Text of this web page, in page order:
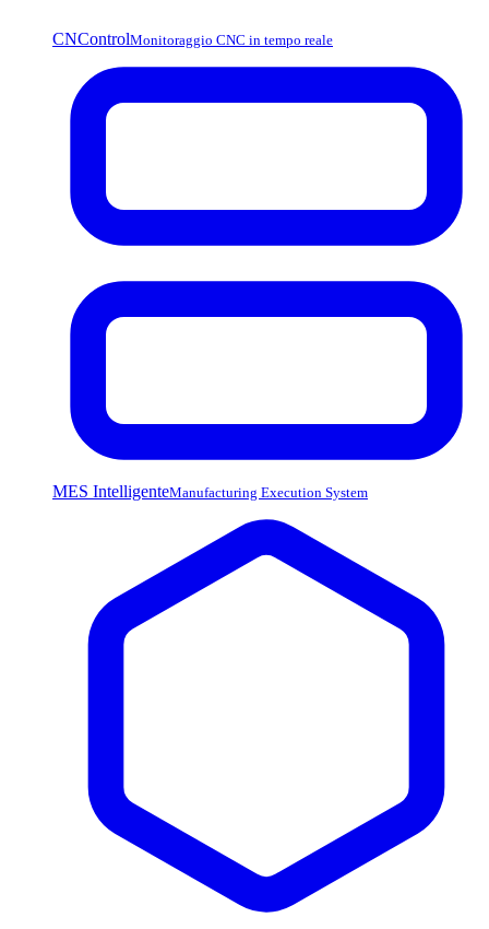
CNControlMonitoraggio CNC in tempo reale
MES IntelligenteManufacturing Execution System